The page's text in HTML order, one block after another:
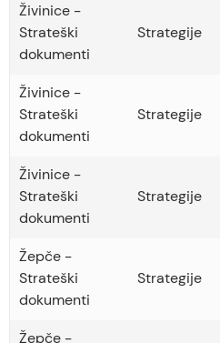
Živinice -
Strateški
dokumenti
Strategije
Živinice -
Strateški
dokumenti
Strategije
Živinice -
Strateški
dokumenti
Strategije
Žepče -
Strateški
dokumenti
Strategije
Žepče -